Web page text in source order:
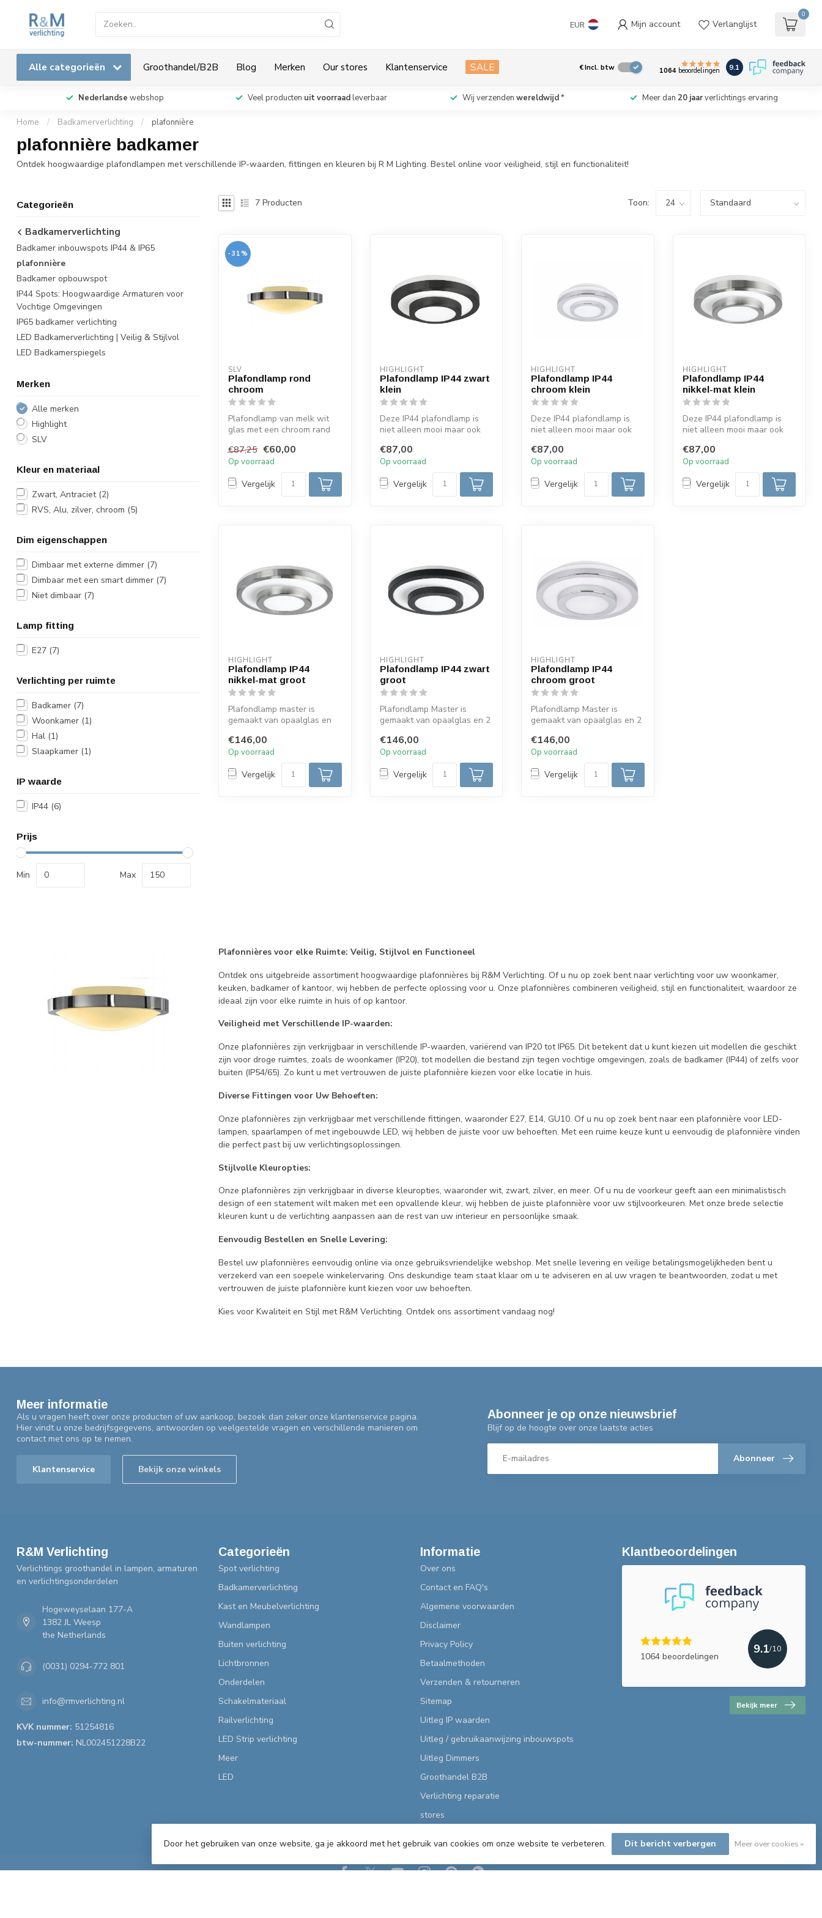
EUR Mijn account Verlanglijst
0
Alle categorieën Groothandel/B2B Blog Merken Our stores Klantenservice SALE €Incl. btw 1064beoordelingen 9.1
Nederlandse webshop Veel producten uit voorraadleverbaar Wij verzenden wereldwijd* Meer dan 20 jaarverlichtings ervaring
Home / Badkamerverlichting / plafonnière
plafonnière badkamer
Ontdek hoogwaardige plafondlampen met verschillende IP-waarden, fittingen en kleuren bij R M Lighting. Bestel online voor veiligheid, stijl en functionaliteit!
Categorieën
Badkamerverlichting
Badkamer inbouwspots IP44 & IP65
plafonnière
Badkamer opbouwspot
IP44 Spots: Hoogwaardige Armaturen voor
Vochtige Omgevingen
IP65 badkamer verlichting
LED Badkamerverlichting | Veilig & Stijlvol
LED Badkamerspiegels
Merken
Alle merken
Highlight
SLV
Kleur en materiaal
Zwart, Antraciet (2)
RVS, Alu, zilver, chroom (5)
Dim eigenschappen
Dimbaar met externe dimmer (7)
Dimbaar met een smart dimmer (7)
Niet dimbaar (7)
Lamp fitting
E27 (7)
Verlichting per ruimte
Badkamer (7)
Woonkamer (1)
Hal (1)
Slaapkamer (1)
IP waarde
IP44 (6)
Prijs
Min Max
7 Producten Toon:
-31%
SLV
Plafondlamp rond
chroom
Plafondlamp van melk wit
glas met een chroom rand
op h...
€87,25 €60,00
Op voorraad
Vergelijk
HIGHLIGHT
Plafondlamp IP44 zwart
klein
Deze IP44 plafondlamp is
niet alleen mooi maar ook
ringen...
€87,00
Op voorraad
Vergelijk
HIGHLIGHT
Plafondlamp IP44
chroom klein
Deze IP44 plafondlamp is
niet alleen mooi maar ook
ringen...
€87,00
Op voorraad
Vergelijk
HIGHLIGHT
Plafondlamp IP44
nikkel-mat klein
Deze IP44 plafondlamp is
niet alleen mooi maar ook
ring...
€87,00
Op voorraad
Vergelijk
HIGHLIGHT
Plafondlamp IP44
nikkel-mat groot
Plafondlamp master is
gemaakt van opaalglas en
ringen....
€146,00
Op voorraad
Vergelijk
HIGHLIGHT
Plafondlamp IP44 zwart
groot
Plafondlamp Master is
gemaakt van opaalglas en 2
diame...
€146,00
Op voorraad
Vergelijk
HIGHLIGHT
Plafondlamp IP44
chroom groot
Plafondlamp Master is
gemaakt van opaalglas en 2
dia...
€146,00
Op voorraad
Vergelijk
Plafonnières voor elke Ruimte: Veilig, Stijlvol en Functioneel
Ontdek ons uitgebreide assortiment hoogwaardige plafonnières bij R&M Verlichting. Of u nu op zoek bent naar verlichting voor uw woonkamer,
keuken, badkamer of kantoor, wij hebben de perfecte oplossing voor u. Onze plafonnières combineren veiligheid, stijl en functionaliteit, waardoor ze
ideaal zijn voor elke ruimte in huis of op kantoor.
Veiligheid met Verschillende IP-waarden:
Onze plafonnières zijn verkrijgbaar in verschillende IP-waarden, variërend van IP20 tot IP65. Dit betekent dat u kunt kiezen uit modellen die geschikt
zijn voor droge ruimtes, zoals de woonkamer (IP20), tot modellen die bestand zijn tegen vochtige omgevingen, zoals de badkamer (IP44) of zelfs voor
buiten (IP54/65). Zo kunt u met vertrouwen de juiste plafonnière kiezen voor elke locatie in huis.
Diverse Fittingen voor Uw Behoeften:
Onze plafonnières zijn verkrijgbaar met verschillende fittingen, waaronder E27, E14, GU10. Of u nu op zoek bent naar een plafonnière voor LED-
lampen, spaarlampen of met ingebouwde LED, wij hebben de juiste voor uw behoeften. Met een ruime keuze kunt u eenvoudig de plafonnière vinden
die perfect past bij uw verlichtingsoplossingen.
Stijlvolle Kleuropties:
Onze plafonnières zijn verkrijgbaar in diverse kleuropties, waaronder wit, zwart, zilver, en meer. Of u nu de voorkeur geeft aan een minimalistisch
design of een statement wilt maken met een opvallende kleur, wij hebben de juiste plafonnière voor uw stijlvoorkeuren. Met onze brede selectie
kleuren kunt u de verlichting aanpassen aan de rest van uw interieur en persoonlijke smaak.
Eenvoudig Bestellen en Snelle Levering:
Bestel uw plafonnières eenvoudig online via onze gebruiksvriendelijke webshop. Met snelle levering en veilige betalingsmogelijkheden bent u
verzekerd van een soepele winkelervaring. Ons deskundige team staat klaar om u te adviseren en al uw vragen te beantwoorden, zodat u met
vertrouwen de juiste plafonnière kunt kiezen voor uw behoeften.
Kies voor Kwaliteit en Stijl met R&M Verlichting. Ontdek ons assortiment vandaag nog!
Meer informatie
Als u vragen heeft over onze producten of uw aankoop, bezoek dan zeker onze klantenservice pagina.
Hier vindt u onze bedrijfsgegevens, antwoorden op veelgestelde vragen en verschillende manieren om
contact met ons op te nemen.
Klantenservice Bekijk onze winkels
Abonneer je op onze nieuwsbrief
Blijf op de hoogte over onze laatste acties
Abonneer
R&M Verlichting
Verlichtings groothandel in lampen, armaturen
en verlichtingsonderdelen
Hogeweyselaan 177-A
1382 JL Weesp
the Netherlands
(0031) 0294-772 801
info@rmverlichting.nl
KVK nummer: 51254816
btw-nummer: NL002451228B22
Categorieën
Spot verlichting
Badkamerverlichting
Kast en Meubelverlichting
Wandlampen
Buiten verlichting
Lichtbronnen
Onderdelen
Schakelmateriaal
Railverlichting
LED Strip verlichting
Meer
LED
Informatie
Over ons
Contact en FAQ's
Algemene voorwaarden
Disclaimer
Privacy Policy
Betaalmethoden
Verzenden & retourneren
Sitemap
Uitleg IP waarden
Uitleg / gebruikaanwijzing inbouwspots
Uitleg Dimmers
Groothandel B2B
Verlichting reparatie
stores
Klantbeoordelingen
1064 beoordelingen
9.1/10
Bekijk meer
Door het gebruiken van onze website, ga je akkoord met het gebruik van cookies om onze website te verbeteren. Dit bericht verbergen Meer over cookies »